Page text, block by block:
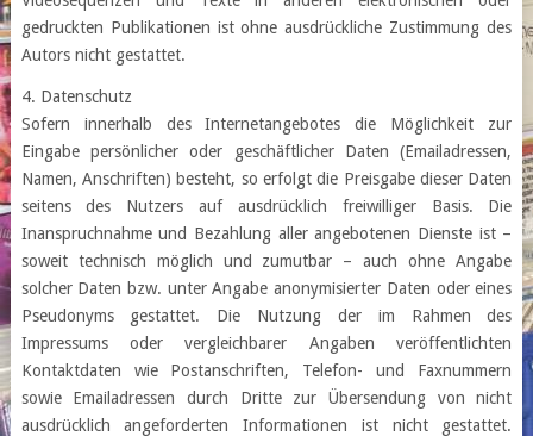
gedruckten Publikationen ist ohne ausdrückliche Zustimmung des
Autors nicht gestattet.
4. Datenschutz
Sofern innerhalb des Internetangebotes die Möglichkeit zur
Eingabe persönlicher oder geschäftlicher Daten (Emailadressen,
Namen, Anschriften) besteht, so erfolgt die Preisgabe dieser Daten
seitens des Nutzers auf ausdrücklich freiwilliger Basis. Die
Inanspruchnahme und Bezahlung aller angebotenen Dienste ist –
soweit technisch möglich und zumutbar – auch ohne Angabe
solcher Daten bzw. unter Angabe anonymisierter Daten oder eines
Pseudonyms gestattet. Die Nutzung der im Rahmen des
Impressums oder vergleichbarer Angaben veröffentlichten
Kontaktdaten wie Postanschriften, Telefon- und Faxnummern
sowie Emailadressen durch Dritte zur Übersendung von nicht
ausdrücklich angeforderten Informationen ist nicht gestattet.